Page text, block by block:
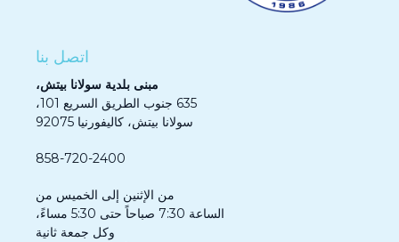
اتصل بنا
مبنى بلدية سولانا بيتش،
635 جنوب الطريق السريع 101،
سولانا بيتش، كاليفورنيا 92075
858-720-2400
من الإثنين إلى الخميس من
الساعة 7:30 صباحاً حتى 5:30 مساءً،
وكل جمعة ثانية